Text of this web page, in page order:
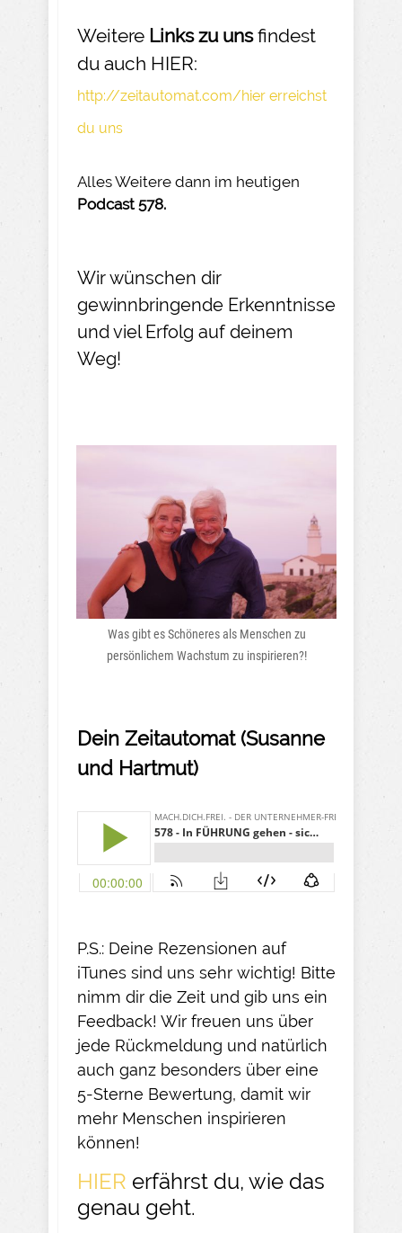
Weitere Links zu unsfindest
du auch HIER:
http://zeitautomat.com/hier erreichst
du uns
Alles Weitere dann im heutigen
Podcast 578.
Wir wünschen dir
gewinnbringende Erkenntnisse
und viel Erfolg auf deinem
Weg!
Was gibt es Schöneres als Menschen zu
persönlichem Wachstum zu inspirieren?!
Dein Zeitautomat (Susanne
und Hartmut)
P.S.: Deine Rezensionen auf
iTunes sind uns sehr wichtig! Bitte
nimm dir die Zeit und gib uns ein
Feedback! Wir freuen uns über
jede Rückmeldung und natürlich
auch ganz besonders über eine
5-Sterne Bewertung, damit wir
mehr Menschen inspirieren
können!
HIER erfährst du, wie das
genau geht.